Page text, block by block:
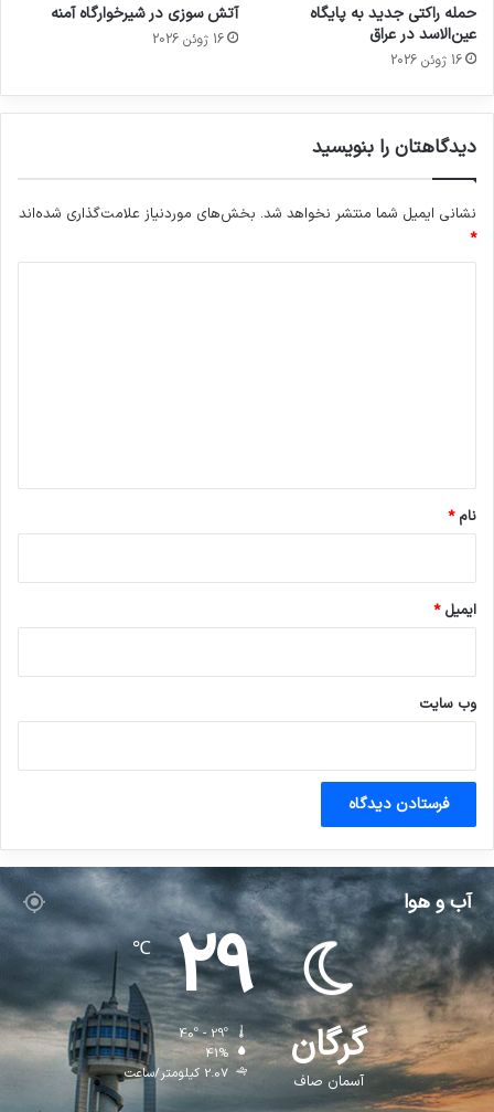
حمله راکتی جدید به پایگاه
عین‌الاسد در عراق
16 ژوئن 2026
آتش سوزی در شیرخوارگاه آمنه
16 ژوئن 2026
دیدگاهتان را بنویسید
نشانی ایمیل شما منتشر نخواهد شد. بخش‌های موردنیاز علامت‌گذاری شده‌اند
*
نام*
ایمیل*
وب‌ سایت
آب و هوا
گرگان
آسمان صاف
29
℃
40º - 29º
41%
2.07 کیلومتر/ساعت